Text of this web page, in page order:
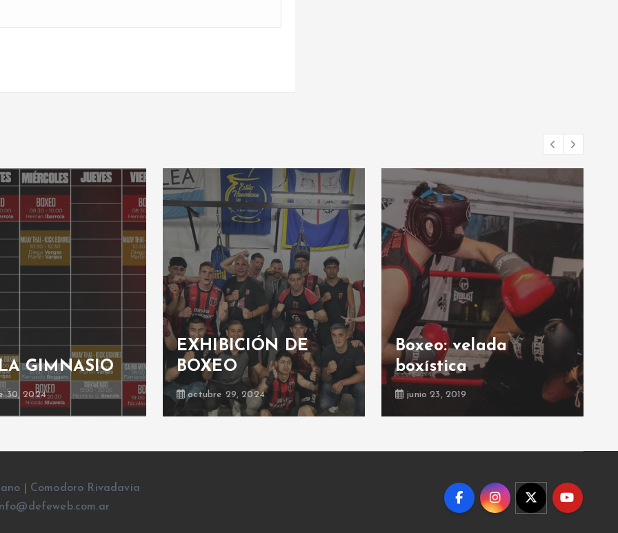
GIMNASIO
30, 2024
EXHIBICIÓN DE
BOXEO
octubre 29, 2024
Boxeo: velada
boxística
junio 23, 2019
| Comodoro Rivadavia